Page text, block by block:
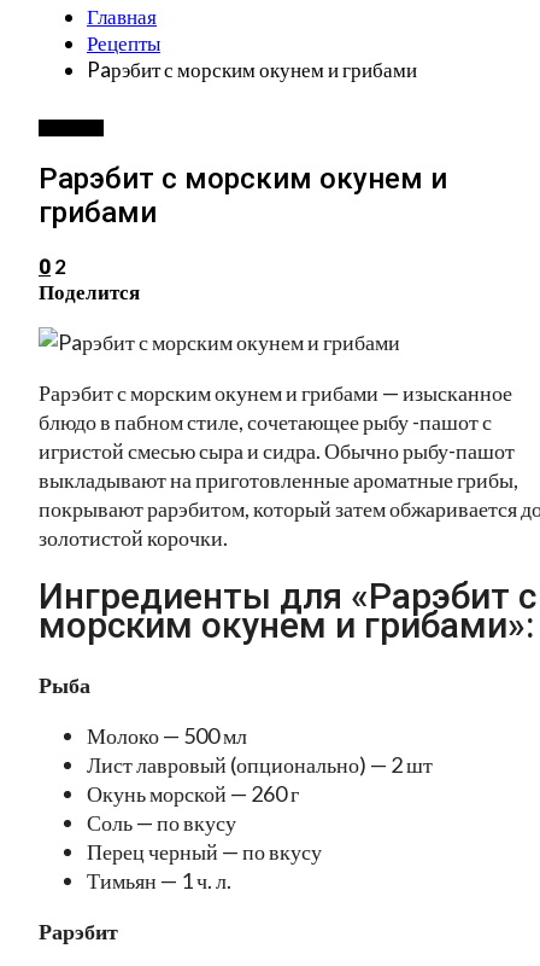
Главная
Рецепты
Paрэбит с морским окунем и грибами
Paрэбит с морским окунем и
грибами
0 2
Поделится
Рарэбит с морским окунем и грибами — изысканное
блюдо в пабном стиле, сочетающее рыбу -пашот с
игристой смесью сыра и сидра. Обычно рыбу-пашот
выкладывают на приготовленные ароматные грибы,
покрывают рарэбитом, который затем обжаривается
золотистой корочки.
Ингредиенты для «Paрэбит с
морским окунем и грибами»:
Рыба
Молоко — 500 мл
Лист лавровый (опционально) — 2 шт
Окунь морской — 260 г
Соль — по вкусу
Перец черный — по вкусу
Тимьян — 1 ч. л.
Рарэбит